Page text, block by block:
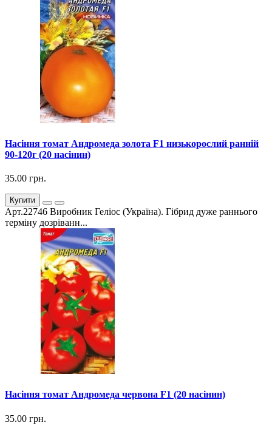
Насіння томат Андромеда золота F1 низькорослий ранній
90-120г (20 насінин)
35.00 грн.
Купити
Арт.22746 Виробник Геліос (Україна). Гібрид дуже раннього
терміну дозріванн...
Насіння томат Андромеда червона F1 (20 насінин)
35.00 грн.